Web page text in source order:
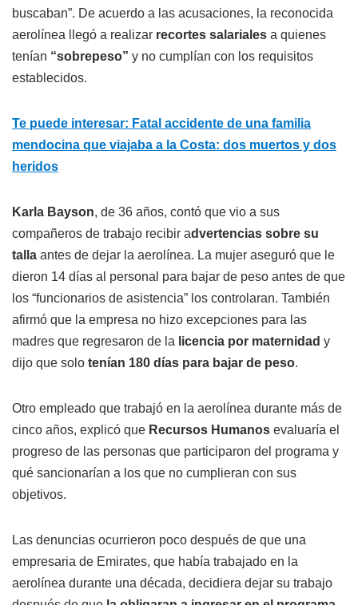
buscaban”. De acuerdo a las acusaciones, la reconocida
aerolínea llegó a realizar recortes salariales a quienes
tenían “sobrepeso” y no cumplían con los requisitos
establecidos.
Te puede interesar: Fatal accidente de una familia
mendocina que viajaba a la Costa: dos muertos y dos
heridos
Karla Bayson, de 36 años, contó que vio a sus
compañeros de trabajo recibir advertencias sobre su
talla antes de dejar la aerolínea. La mujer aseguró que le
dieron 14 días al personal para bajar de peso antes de que
los “funcionarios de asistencia” los controlaran. También
afirmó que la empresa no hizo excepciones para las
madres que regresaron de la licencia por maternidad y
dijo que solo tenían 180 días para bajar de peso.
Otro empleado que trabajó en la aerolínea durante más de
cinco años, explicó que Recursos Humanos evaluaría el
progreso de las personas que participaron del programa y
qué sancionarían a los que no cumplieran con sus
objetivos.
Las denuncias ocurrieron poco después de que una
empresaria de Emirates, que había trabajado en la
aerolínea durante una década, decidiera dejar su trabajo